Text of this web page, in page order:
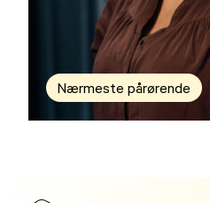
Nærmeste pårørende